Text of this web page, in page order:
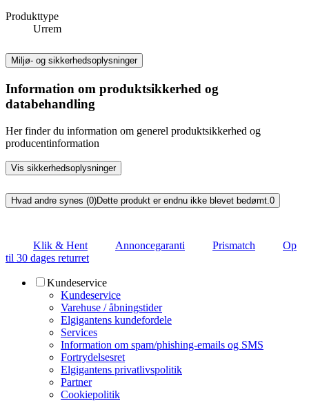
Produkttype
Urrem
Miljø- og sikkerhedsoplysninger
Information om produktsikkerhed og
databehandling
Her finder du information om generel produktsikkerhed og
producentinformation
Vis sikkerhedsoplysninger
Hvad andre synes (0)Dette produkt er endnu ikke blevet bedømt. 0
Klik & Hent Annoncegaranti Prismatch
Op
til 30 dages returret
Kundeservice
Kundeservice
Varehuse / åbningstider
Elgigantens kundefordele
Services
Information om spam/phishing-emails og SMS
Fortrydelsesret
Elgigantens privatlivspolitik
Partner
Cookiepolitik